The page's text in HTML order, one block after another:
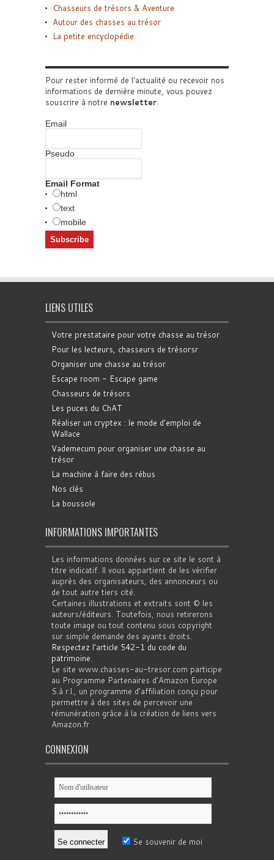
Chasseurs de trésors & Aventure
Autour des chasses au trésor
La petite encyclopédie
Pour rester informé de l'actualité ou recevoir nos
informations de dernière minute, vous pouvez
souscrire à notre newsletter.
Email
Pseudo
Email Format
html
text
mobile
LIENS UTILES
Votre prestataire pour votre chasse au trésor
Pour les lecteurs, chasseurs de trésorsr
Organiser une chasse au trésor
Escape room - Escape game
Chasseurs de trésors
Les puces du ChAT
Réaliser un cryptex : le mode d'emploi de
Wallace
Vademecum pour organiser une chasse au
trésor
La machine à faire des rébus
Nos clés
La boussole
INFORMATIONS IMPORTANTES
Les informations données sur ce site le sont à
titre indicatif. Il vous appartient de les vérifier
auprès des organisateurs, des annonceurs ou
de tout autre tiers cité.
Certaines illustrations et extraits sont © les
auteurs/éditeurs. Toutefois, nous retirerons
toute image ou tout contenu sous copyright
sur simple demande des ayants droits.
Respectez l'article 542-1 du code du
patrimoine.
Le site www.chasses-au-tresor.com participe
au Programme Partenaires d’Amazon Europe
S.à r.l., un programme d’affiliation conçu pour
permettre à des sites de percevoir une
rémunération grâce à la création de liens vers
Amazon.fr
CONNEXION
Se souvenir de moi